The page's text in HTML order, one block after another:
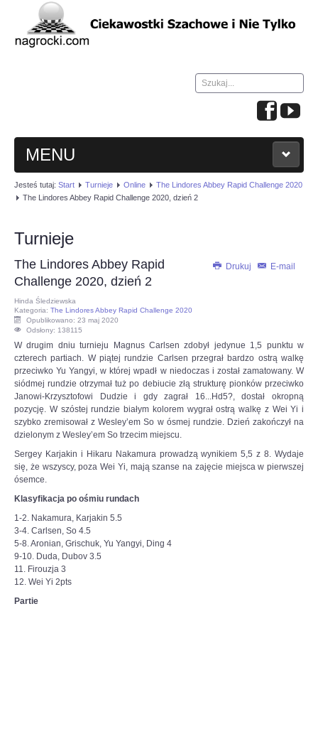
Szukaj...
MENU
HOME
WIADOMOŚCI
NAUKA GRY W SZACHY
TURNIEJE
OPINIE, KONTROWERSJE
POLITYKA
FILMIKI
Z ARCHIWUM
SZACHIŚCI
ZDJĘCIA
Z KALENDARZA
Jesteś tutaj: Start Turnieje Online
The Lindores Abbey Rapid Challenge 2020
The Lindores Abbey Rapid Challenge 2020, dzień 2
Turnieje
Drukuj E-mail
The Lindores Abbey Rapid
Challenge 2020, dzień 2
Hinda Śledziewska
Kategoria: The Lindores Abbey Rapid Challenge 2020
Opublikowano: 23 maj 2020
Odsłony: 138115
W drugim dniu turnieju Magnus Carlsen zdobył jedynue 1,5 punktu w
czterech partiach. W piątej rundzie Carlsen przegrał bardzo ostrą walkę
przeciwko Yu Yangyi, w której wpadł w niedoczas i został zamatowany. W
siódmej rundzie otrzymał tuż po debiucie złą strukturę pionków przeciwko
Janowi-Krzysztofowi Dudzie i gdy zagrał 16...Hd5?, dostał okropną
pozycję. W szóstej rundzie białym kolorem wygrał ostrą walkę z Wei Yi i
szybko zremisował z Wesley’em So w ósmej rundzie. Dzień zakończył na
dzielonym z Wesley’em So trzecim miejscu.
Sergey Karjakin i Hikaru Nakamura prowadzą wynikiem 5,5 z 8. Wydaje
się, że wszyscy, poza Wei Yi, mają szanse na zajęcie miejsca w pierwszej
ósemce.
Klasyfikacja po ośmiu rundach
1-2. Nakamura, Karjakin 5.5
3-4. Carlsen, So 4.5
5-8. Aronian, Grischuk, Yu Yangyi, Ding 4
9-10. Duda, Dubov 3.5
11. Firouzja 3
12. Wei Yi 2pts
Partie